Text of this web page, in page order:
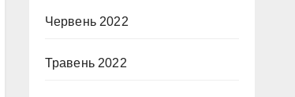
Червень 2022
Травень 2022